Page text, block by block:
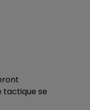
tactique se